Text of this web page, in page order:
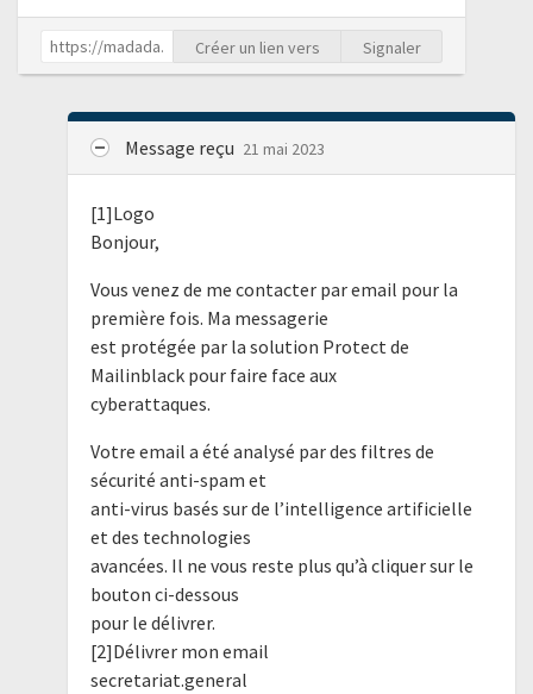
Créer un lien vers Signaler
Message reçu 21 mai 2023
[1]Logo
Bonjour,
Vous venez de me contacter par email pour la
première fois. Ma messagerie
est protégée par la solution Protect de
Mailinblack pour faire face aux
cyberattaques.
Votre email a été analysé par des filtres de
sécurité anti-spam et
anti-virus basés sur de l’intelligence artificielle
et des technologies
avancées. Il ne vous reste plus qu’à cliquer sur le
bouton ci-dessous
pour le délivrer.
[2]Délivrer mon email
secretariat.general